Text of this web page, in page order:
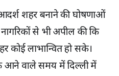
शहर बनाने की घोषणाओं
से भी अपील की कि
कोई लाभान्वित हो सके।
आने वाले समय में दिल्ली में